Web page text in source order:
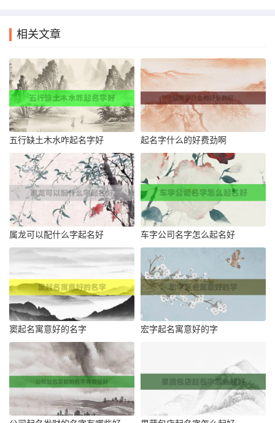
相关文章
五行缺土木水咋起名字好 起名字什么的好费劲啊
属龙可以配什么字起名好 车字公司名字怎么起名好
窦起名寓意好的名字 宏字起名寓意好的字